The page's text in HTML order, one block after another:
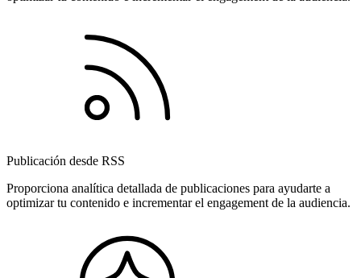
Publicación desde RSS
Proporciona analítica detallada de publicaciones para ayudarte a
optimizar tu contenido e incrementar el engagement de la audiencia.